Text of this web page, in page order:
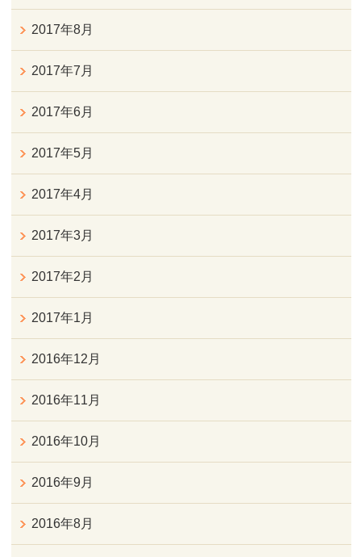
2017年8月
2017年7月
2017年6月
2017年5月
2017年4月
2017年3月
2017年2月
2017年1月
2016年12月
2016年11月
2016年10月
2016年9月
2016年8月